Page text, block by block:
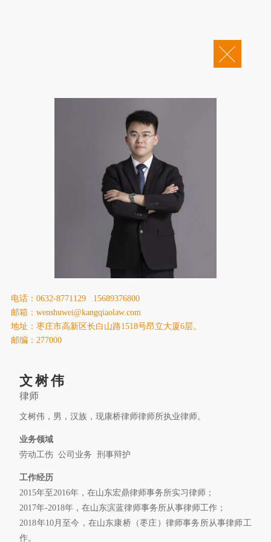
康桥人员
新闻动态
康桥党建
业务领域
社会责任
康桥法治研究院
康桥出版
电话：0632-8771129 15689376800
邮箱：wenshuwei@kangqiaolaw.com
地址：枣庄市高新区长白山路1518号昂立大厦6层。
邮编：277000
文树伟
律师
文树伟，男，汉族，现康桥律师律师所执业律师。
业务领域
劳动工伤 公司业务 刑事辩护
工作经历
2015年至2016年，在山东宏鼎律师事务所实习律师；
2017年-2018年，在山东滨蓝律师事务所从事律师工作；
2018年10月至今，在山东康桥（枣庄）律师事务所从事律师工
作。
Copyright © 2011-2026 康桥律师事务所